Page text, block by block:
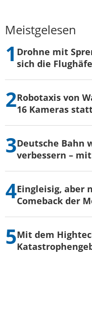
Meistgelesen
Drohne mit
sich die
Robotaxis von
16 Kameras
Deutsche Bahn
verbessern –
Eingleisig, aber
Comeback der
Mit dem